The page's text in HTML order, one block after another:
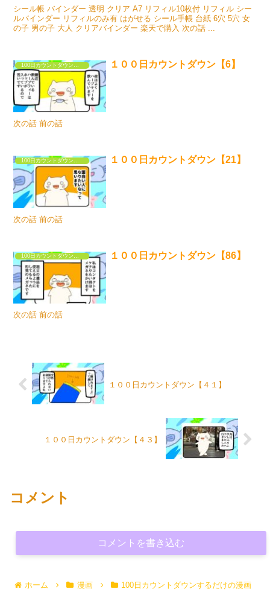
シール帳 バインダー 透明 クリア A7 リフィル10枚付 リフィル シー
ルバインダー リフィルのみ有 はがせる シール手帳 台紙 6穴 5穴 女
の子 男の子 大人 クリアバインダー 楽天で購入 次の話 ...
１００日カウントダウン【6】
次の話 前の話
100日カウントダウンするだけの漫画① １００日カウントダウン【21】
次の話 前の話
100日カウントダウンするだけの漫画① １００日カウントダウン【86】
次の話 前の話
１００日カウントダウン【４１】
１００日カウントダウン【４３】
コメント
コメントを書き込む
ホーム 漫画
100日カウントダウンするだけの漫画